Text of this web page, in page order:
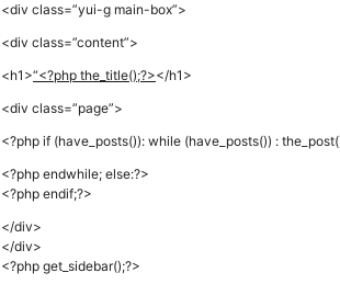
<div class=”yui-g main-box”>
<div class=”content”>
<h1>“<?php the_title();?></h1>
<div class=”page”>
<?php if (have_posts()): while (have_posts()) :
<?php endwhile; else:?>
<?php endif;?>
</div>
</div>
<?php get_sidebar();?>